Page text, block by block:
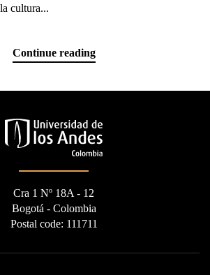
cultura...
Continue reading
Cra 1 Nº 18A - 12
Bogotá - Colombia
Postal code: 111711